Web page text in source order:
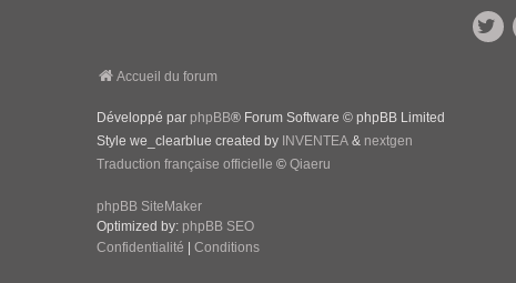
Accueil du forum
Développé par phpBB® Forum Software © phpBB Limited
Style we_clearblue created by INVENTEA & nextgen
Traduction française officielle © Qiaeru
phpBB SiteMaker
Optimized by: phpBB SEO
Confidentialité
Conditions